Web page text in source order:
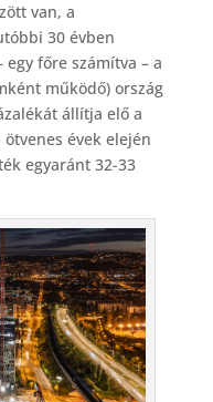
van, a
30 évben
főre számítva – a
működő) ország
állítja elő a
ötvenes évek elején
egyaránt 32-33